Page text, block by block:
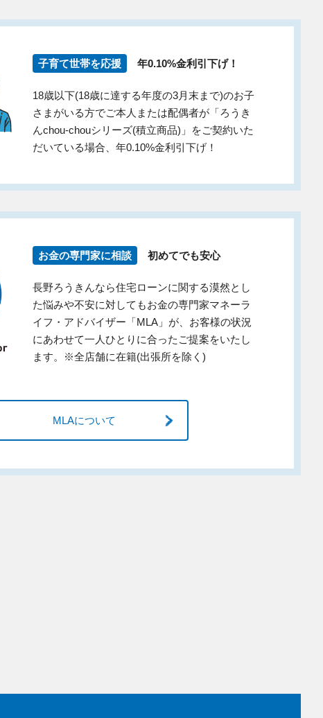
子育て世帯を応援 年0.10%金利引下げ！
18歳以下(18歳に達する年度の3月末まで)のお子
さまがいる方でご本人または配偶者が「ろうき
んchou-chouシリーズ(積立商品)」をご契約いた
だいている場合、年0.10%金利引下げ！
お金の専門家に相談 初めてでも安心
長野ろうきんなら住宅ローンに関する漠然とし
た悩みや不安に対してもお金の専門家マネーラ
イフ・アドバイザー「MLA」が、お客様の状況
にあわせて一人ひとりに合ったご提案をいたし
ます。※全店舗に在籍(出張所を除く)
MLAについて